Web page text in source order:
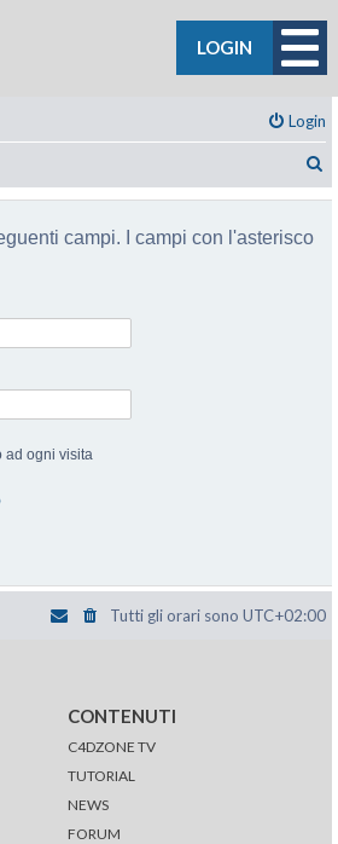
LOGIN
Login
campi. I campi con l'asterisco
ad ogni visita
Tutti gli orari sono UTC+02:00
CONTENUTI
C4DZONE TV
TUTORIAL
NEWS
FORUM